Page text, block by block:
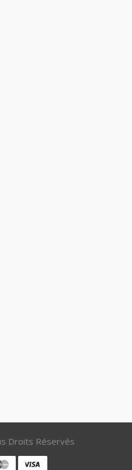
Droits Réservés